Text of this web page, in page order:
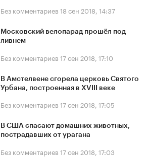
Без комментариев 18 сен 2018, 14:37
Московский велопарад прошёл под
ливнем
Без комментариев 17 сен 2018, 17:10
В Амстелвене сгорела церковь Святого
Урбана, построенная в XVIII веке
Без комментариев 17 сен 2018, 17:05
В США спасают домашних животных,
пострадавших от урагана
Без комментариев 17 сен 2018, 17:03